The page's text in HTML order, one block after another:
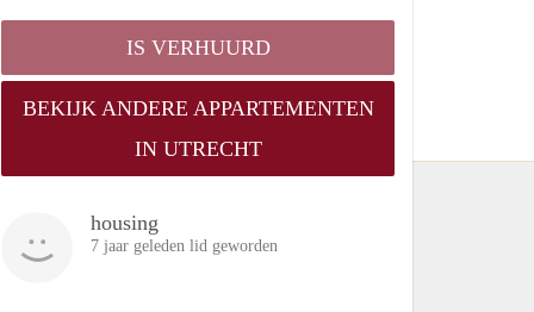
IS VERHUURD
BEKIJK ANDERE APPARTEMENTEN
IN UTRECHT
housing
7 jaar geleden lid geworden